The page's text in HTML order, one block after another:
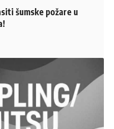
šumske požare u